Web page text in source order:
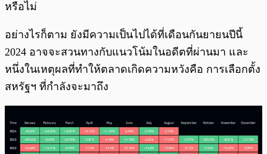
หรือไม่
อย่างไรก็ตาม ยังมีความเป็นไปได้ที่เดือนกันยายนปีนี้
2024 อาจจะสวนทางกับแนวโน้มในอดีตที่ผ่านมา และ
หนึ่งในเหตุผลที่ทำให้ตลาดเกิดความหวังคือ การเลือกตั้ง
สหรัฐฯ ที่กำลังจะมาถึง